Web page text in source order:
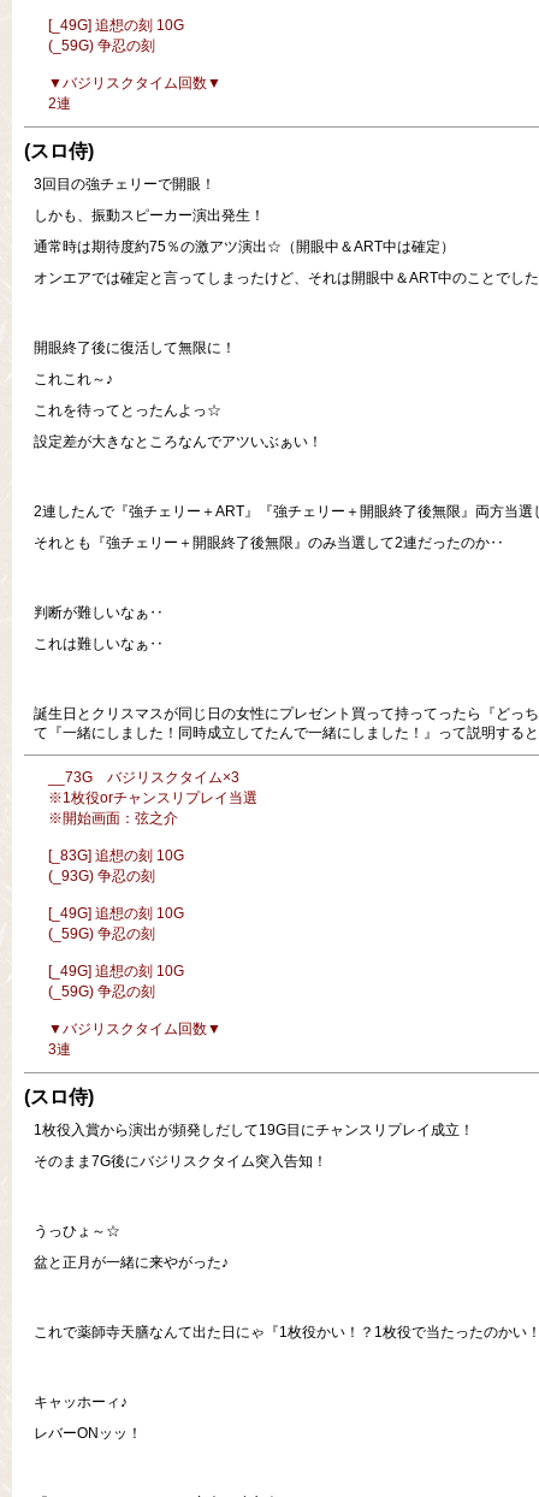
[_49G] 追想の刻 10G
(_59G) 争忍の刻
▼バジリスクタイム回数▼
2連
(スロ侍)
3回目の強チェリーで開眼！
しかも、振動スピーカー演出発生！
通常時は期待度約75％の激アツ演出☆（開眼中＆ART中は確定）
オンエアでは確定と言ってしまったけど、それは開眼中＆ART中のことでし
開眼終了後に復活して無限に！
これこれ～♪
これを待ってとったんよっ☆
設定差が大きなところなんでアツいぶぁい！
2連したんで『強チェリー＋ART』『強チェリー＋開眼終了後無限』両方当
それとも『強チェリー＋開眼終了後無限』のみ当選して2連だったのか‥
判断が難しいなぁ‥
これは難しいなぁ‥
誕生日とクリスマスが同じ日の女性にプレゼント買って持ってったら『どっ
て『一緒にしました！同時成立してたんで一緒にしました！』って説明する
__73G バジリスクタイム×3
※1枚役orチャンスリプレイ当選
※開始画面：弦之介
[_83G] 追想の刻 10G
(_93G) 争忍の刻
[_49G] 追想の刻 10G
(_59G) 争忍の刻
[_49G] 追想の刻 10G
(_59G) 争忍の刻
▼バジリスクタイム回数▼
3連
(スロ侍)
1枚役入賞から演出が頻発しだして19G目にチャンスリプレイ成立！
そのまま7G後にバジリスクタイム突入告知！
うっひょ～☆
盆と正月が一緒に来やがった♪
これで薬師寺天膳なんて出た日にゃ『1枚役かい！？1枚役で当たったのかい
キャッホーィ♪
レバーONッッ！